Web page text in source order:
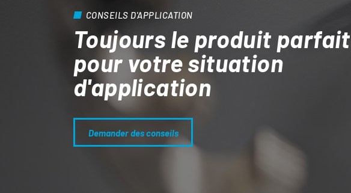
CONSEILS D'APPLICATION
Toujours le produit parfait
pour votre situation
d'application
Demander des conseils